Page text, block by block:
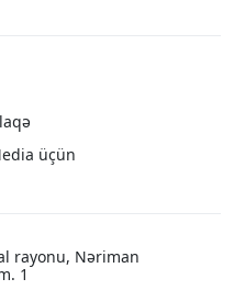
üçün
rayonu, Nəriman
1